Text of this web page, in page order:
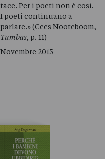
tace. Per i poeti non è così.
I poeti continuano a
parlare.» (Cees Nooteboom,
Tumbas, p. 11)
Novembre 2015